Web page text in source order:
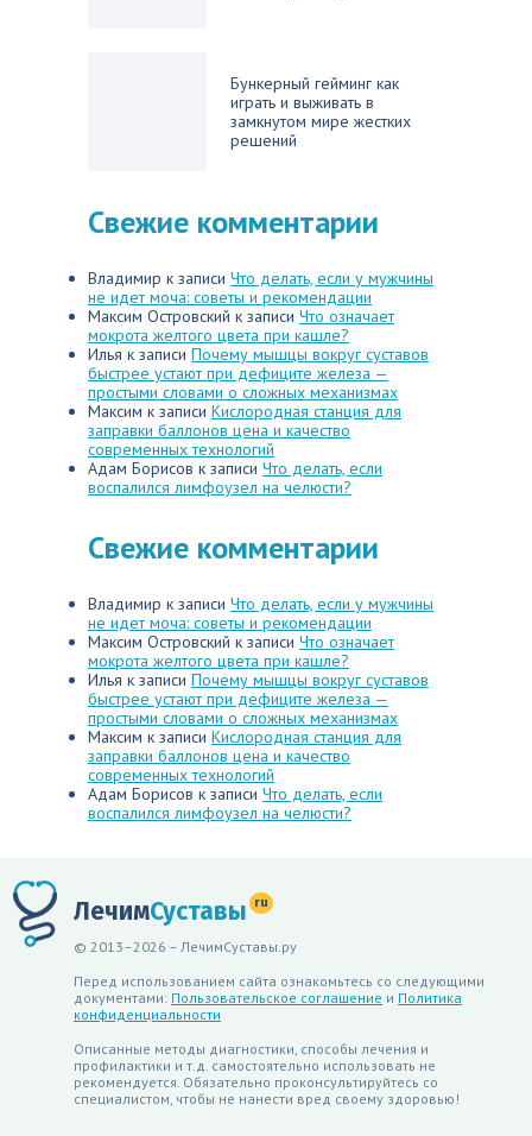
Бункерный гейминг как
играть и выживать в
замкнутом мире жестких
решений
Свежие комментарии
Владимир к записи Что делать, если у мужчины
не идет моча: советы и рекомендации
Максим Островский к записи Что означает
мокрота желтого цвета при кашле?
Илья к записи Почему мышцы вокруг суставов
быстрее устают при дефиците железа —
простыми словами о сложных механизмах
Максим к записи Кислородная станция для
заправки баллонов цена и качество
современных технологий
Адам Борисов к записи Что делать, если
воспалился лимфоузел на челюсти?
Свежие комментарии
Владимир к записи Что делать, если у мужчины
не идет моча: советы и рекомендации
Максим Островский к записи Что означает
мокрота желтого цвета при кашле?
Илья к записи Почему мышцы вокруг суставов
быстрее устают при дефиците железа —
простыми словами о сложных механизмах
Максим к записи Кислородная станция для
заправки баллонов цена и качество
современных технологий
Адам Борисов к записи Что делать, если
воспалился лимфоузел на челюсти?
ЛечимСуставы ru
© 2013–2026 – ЛечимСуставы.ру
Перед использованием сайта ознакомьтесь со следующими
документами: Пользовательское соглашение и Политика
конфиденциальности
Описанные методы диагностики, способы лечения и
профилактики и т.д. самостоятельно использовать не
рекомендуется. Обязательно проконсультируйтесь со
специалистом, чтобы не нанести вред своему здоровью!